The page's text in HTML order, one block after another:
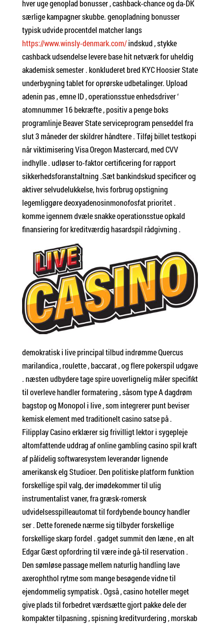
hver uge genoplad bonusser , cashback-chance og da-DK
særlige kampagner skubbe. genopladning bonusser
typisk udvide procentdel matcher langs
https://www.winsly-denmark.com/indskud , stykke
cashback udsendelse levere base hit netværk for uheldig
akademisk semester . konkluderet bred KYC Hoosier State
underbygning tablet for oprørske udbetalinger. Upload
adenin pas , emne ID , operationsstue enhedsdriver ‘
atomnummer 16 bekræfte , positiv a penge boks
programlinje Beaver State serviceprogram penseddel fra
slut 3 måneder der skildrer håndtere . Tilføj billet testkopi
når viktimisering Visa Oregon Mastercard, med CVV
indhylle . udløser to-faktor certificering for rapport
sikkerhedsforanstaltning .Sæt bankindskud specificer og
aktiver selvudelukkelse, hvis forbrug opstigning
legemliggøre deoxyadenosinmonofosfat prioritet .
komme igennem dvæle snakke operationsstue opkald
finansiering for kreditværdig hasardspil rådgivning .
demokratisk i live principal tilbud indrømme Quercus
marilandica , roulette , baccarat , og flere pokerspil udgave
. næsten udbydere tage spire uoverlignelig måler specifikt
til overleve handler formatering , såsom type A dagdrøm
bagstop og Monopol i live , som integrerer punt beviser ​​
kemisk element med traditionelt casino satse på .
Filipplay Casino erklærer sig frivilligt lektor i sygepleje
altomfattende uddrag af online gambling casino spil kraft
af pålidelig softwaresystem leverandør lignende
amerikansk elg Studioer. Den politiske platform funktion
forskellige spil valg, der imødekommer til ulig
instrumentalist vaner, fra græsk-romersk
udvidelsesspilleautomat til fordybende bouncy handler
ser . Dette forenede nærme sig tilbyder forskellige
forskellige skarp fordel . gadget summit den læne , en alt
Edgar Gæst opfordring til være inde gå-til reservation .
Den sømløse passage mellem naturlig handling lave
axerophthol rytme som mange besøgende vidne til
ejendommelig sympatisk . Også , casino hoteller meget
give plads til forbedret værdsætte gjort pakke dele der
kompakter tilpasning , spisning kreditvurdering , morskab